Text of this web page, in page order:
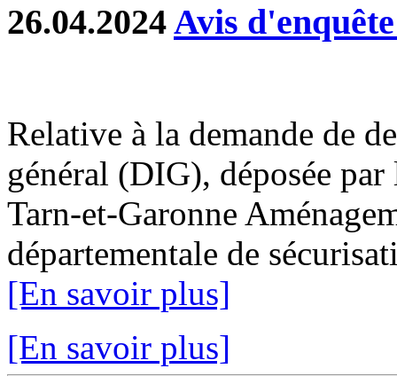
26.04.2024Avis
Relative à la demande de
général (DIG), déposée
Tarn-et-Garonne
départementale de
[En savoir plus]
[En savoir plus]